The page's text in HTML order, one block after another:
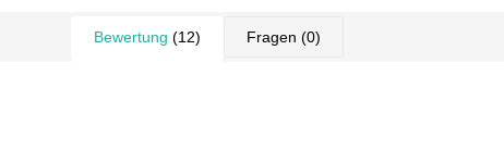
Bewertung (12) Fragen (0)